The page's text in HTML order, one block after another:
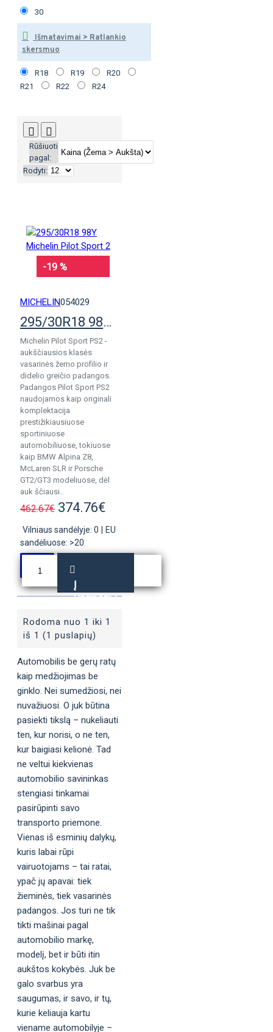
30
Išmatavimai > Ratlankio
skersmuo
R18 R19
R20
R21
R22 R24
Rūšiuoti
pagal:
Rodyti:
-19 %
MICHELIN054029
295/30R18 98Y Michelin Pilot Sport 2
Michelin Pilot Sport PS2 -
aukščiausios klasės
vasarinės žemo profilio ir
didelio greičio padangos.
Padangos Pilot Sport PS2
naudojamos kaip originali
komplektacija
prestižikiausiuose
sportiniuose
automobiliuose, tokiuose
kaip BMW Alpina Z8,
McLaren SLR ir Porsche
GT2/GT3 modeliuose, dėl
auk ščiausi..
462.67€ 374.76€
Vilniaus sandėlyje: 0
EU
sandėliuose: >20
Į
KREPŠELĮ
Rodoma nuo 1 iki 1
iš 1 (1 puslapių)
Automobilis be gerų ratų
kaip medžiojimas be
ginklo. Nei sumedžiosi, nei
nuvažiuosi. O juk būtina
pasiekti tikslą – nukeliauti
ten, kur norisi, o ne ten,
kur baigiasi kelionė. Tad
ne veltui kiekvienas
automobilio savininkas
stengiasi tinkamai
pasirūpinti savo
transporto priemone.
Vienas iš esminių dalykų,
kuris labai rūpi
vairuotojams – tai ratai,
ypač jų apavai: tiek
žieminės, tiek vasarinės
padangos. Jos turi ne tik
tikti mašinai pagal
automobilio markę,
modelį, bet ir būti itin
aukštos kokybės. Juk be
galo svarbus yra
saugumas, ir savo, ir tų,
kurie keliauja kartu
viename automobilyje –